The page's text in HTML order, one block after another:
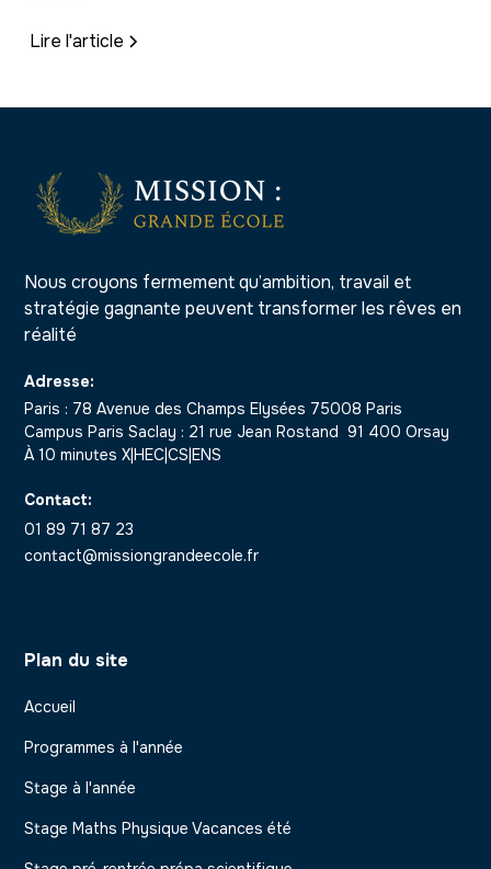
Lire l'article
Nous croyons fermement qu’ambition, travail et
stratégie gagnante peuvent transformer les rêves en
réalité
Adresse:
Paris : 78 Avenue des Champs Elysées 75008 Paris
Campus Paris Saclay : 21 rue Jean Rostand 91 400 Orsay
À 10 minutes X|HEC|CS|ENS
Contact:
01 89 71 87 23
contact@missiongrandeecole.fr
Plan du site
Accueil
Programmes à l'année
Stage à l'année
Stage Maths Physique Vacances été